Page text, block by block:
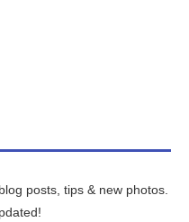
posts, tips & new photos.